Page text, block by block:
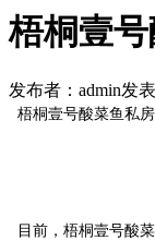
梧桐壹
发布者：admin发
梧桐壹号酸菜鱼私
目前，梧桐壹号酸